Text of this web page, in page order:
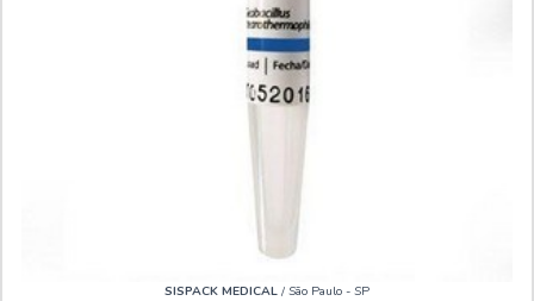
SISPACK MEDICAL / São Paulo - SP